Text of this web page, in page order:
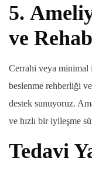
5.
ve
Cerrahi veya minimal
beslenme rehberliği
destek sunuyoruz.
ve hızlı bir iyileşme
Tedavi